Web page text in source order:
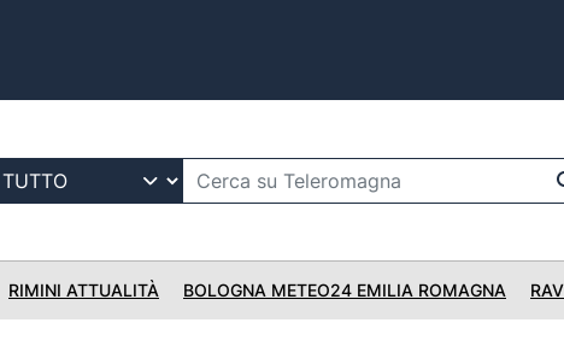
RIMINI ATTUALITÀ BOLOGNA METEO24 EMILIA ROMAGNA